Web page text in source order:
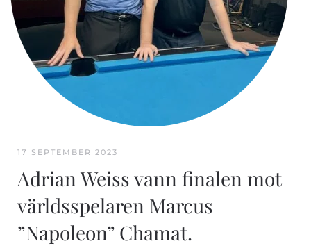
17 SEPTEMBER 2023
Adrian Weiss vann finalen mot
världsspelaren Marcus
”Napoleon” Chamat.